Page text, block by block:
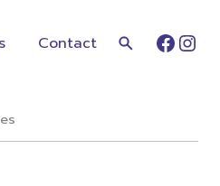
Contact